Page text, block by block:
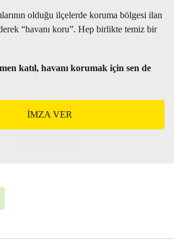
olduğu ilçelerde koruma bölgesi ilan
“havanı koru”. Hep birlikte temiz bir
katıl, havanı korumak için sen de
İMZA VER